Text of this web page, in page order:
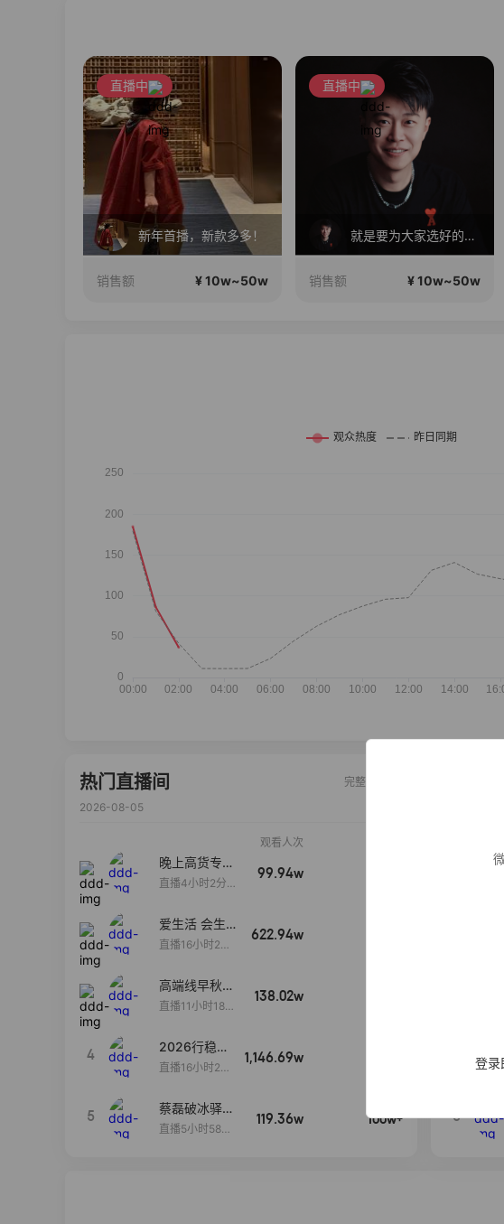
登录
直播中
新年首播，新款多多！
销售额 ¥ 10w~50w
直播中
就是要为大家选好的产品！做好的价格，不随波逐流！加油！
销售额 ¥ 10w~50w
热门直播间
完整榜单
2026-08-05
观看人次
晚上高货专场
大放漏
直播4小时2分5
99.94w
爱生活 会生
活
直播16小时24
622.94w
高端线早秋现
货首发
直播11小时18分
138.02w
4
2026行稳致
远
直播16小时20
1,146.69w
5
蔡磊破冰驿站
直播间好物分
直播5小时58分
119.36w 100w+ 5